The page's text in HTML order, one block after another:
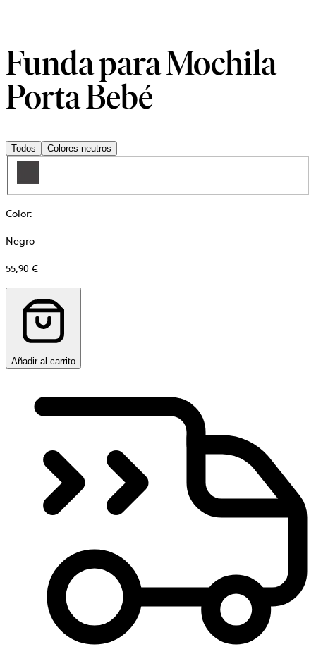
Funda para Mochila
Porta Bebé
Todos Colores neutros
Color:
Negro
55,90 €
Añadir al carrito